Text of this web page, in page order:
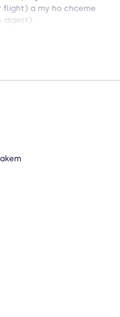
flight) a my ho chceme
digest).